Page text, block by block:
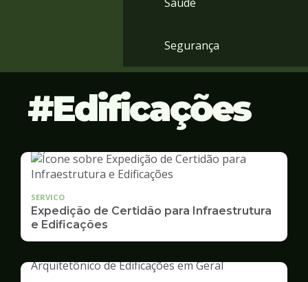
Segurança
Edificações
SERVICO
Expedição de Certidão para Infraestrutura
e Edificações